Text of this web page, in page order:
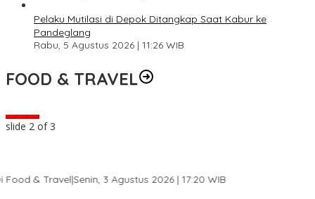
Pelaku Mutilasi di Depok Ditangkap Saat Kabur ke
Pandeglang
Rabu, 5 Agustus 2026 | 11:26 WIB
FOOD & TRAVEL
slide 2 of 3